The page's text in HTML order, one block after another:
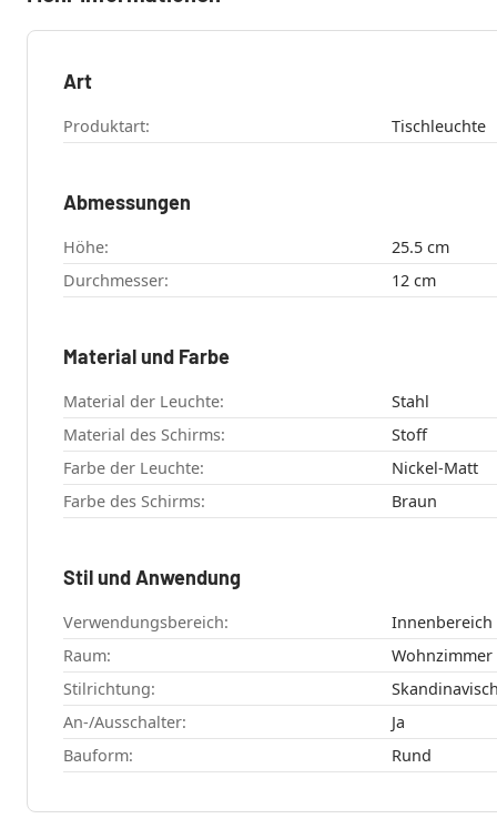
Art
Produktart: Tischleuchte
Abmessungen
Höhe:
25.5 cm
Durchmesser:
12 cm
Material und Farbe
Material der Leuchte:
Stahl
Material des Schirms:
Stoff
Farbe der Leuchte:
Nickel-Matt
Farbe des Schirms:
Braun
Stil und Anwendung
Verwendungsbereich:
Innenbereich
Raum:
Wohnzimmer
Stilrichtung:
Skandinavisch
An-/Ausschalter:
Ja
Bauform:
Rund